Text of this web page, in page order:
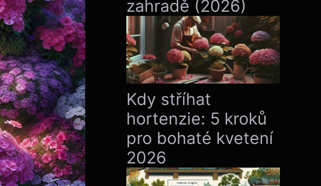
zahradě (2026)
Kdy stříhat
hortenzie: 5 kroků
pro bohaté kvetení
2026